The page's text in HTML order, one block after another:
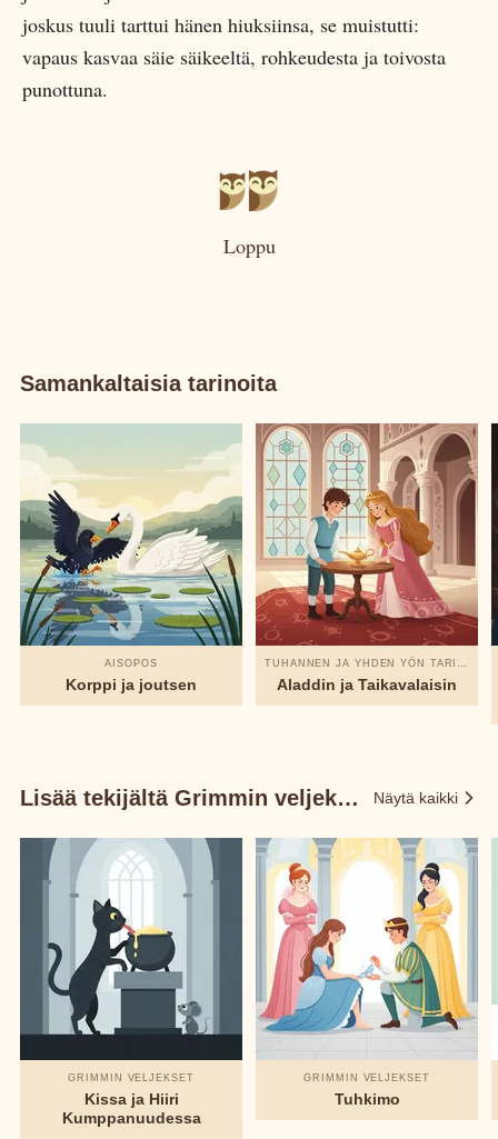
joskus tuuli tarttui hänen hiuksiinsa, se muistutti:
vapaus kasvaa säie säikeeltä, rohkeudesta ja toivosta
punottuna.
Loppu
Samankaltaisia tarinoita
AISOPOS
Korppi ja joutsen
TUHANNEN JA YHDEN YÖN TARINAT
Aladdin ja Taikavalaisin
Lisää tekijältä Grimmin veljekset Näytä kaikki
GRIMMIN VELJEKSET
Kissa ja Hiiri
Kumppanuudessa
GRIMMIN VELJEKSET
Tuhkimo